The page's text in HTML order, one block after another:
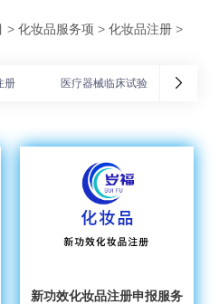
>化妆品服务项 >化妆品注册 >
册 医疗器械临床试验 医疗器
新功效化妆品注册申报服务